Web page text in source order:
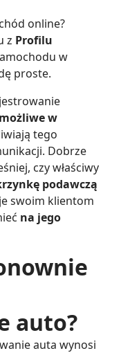
online?
z Profilu
w
proste.
w
tego
Dobrze
czy właściwy
podawczą
swoim klientom
na jego
auto?
auta wynosi